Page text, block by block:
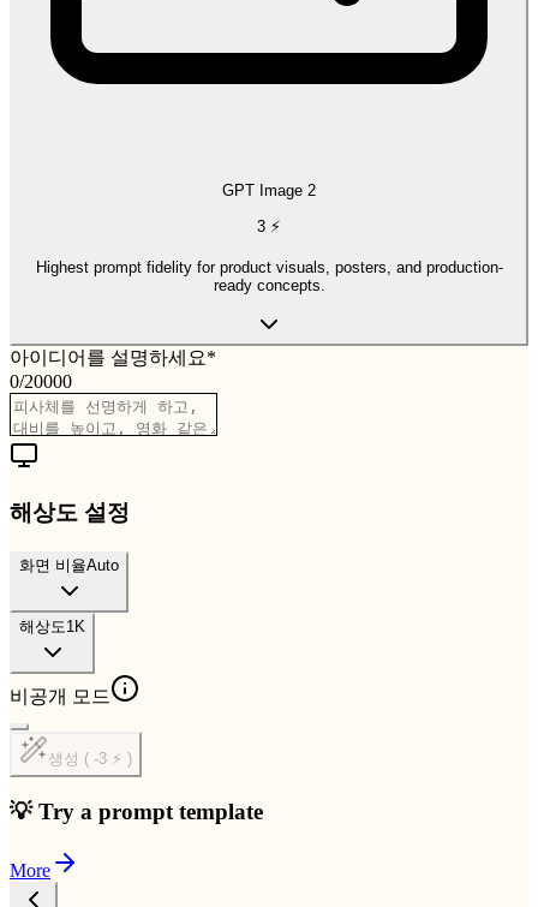
GPT Image 2
3 ⚡
Highest prompt fidelity for product visuals, posters, and production-
ready concepts.
아이디어를 설명하세요*
0/20000
해상도 설정
화면 비율Auto
해상도 1K
비공개 모드
생성 ( -3 ⚡ )
💡 Try a prompt template
More